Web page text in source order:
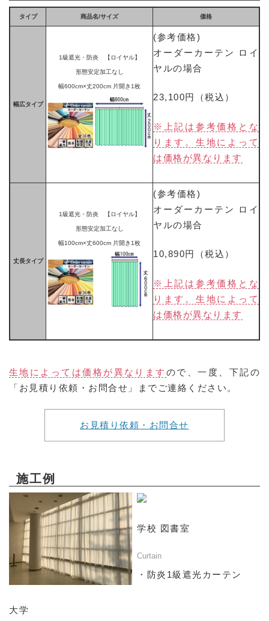
タイプ 商品名/サイズ 価格
幅広タイプ
1級遮光・防炎 【ロイヤル】
形態安定加工なし
幅600cm×丈200cm 片開き1枚
(参考価格)
オーダーカーテン ロイ
ヤルの場合
23,100円（税込）
※上記は参考価格とな
ります。生地によって
は価格が異なります
丈長タイプ
1級遮光・防炎 【ロイヤル】
形態安定加工なし
幅100cm×丈600cm 片開き1枚
(参考価格)
オーダーカーテン ロイ
ヤルの場合
10,890円（税込）
※上記は参考価格とな
ります。生地によって
は価格が異なります
生地によっては価格が異なります ので、一度、下記の
「お見積り依頼・お問合せ」までご連絡ください。
お見積り依頼・お問合せ
施工例
大学
学校 図書室
Curtain
・防炎1級遮光カーテン